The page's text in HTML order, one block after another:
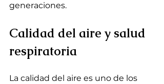
generaciones.
Calidad del aire y salud
respiratoria
La calidad del aire es uno de los